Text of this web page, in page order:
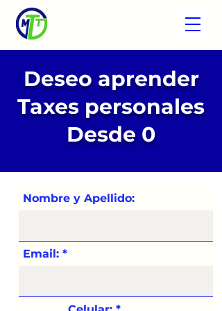
Deseo aprender
Taxes personales
Desde 0
Nombre y Apellido:
Email: